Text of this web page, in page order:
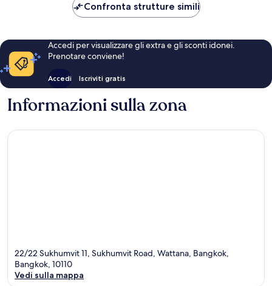
CHF 54
Confronta strutture simili
Accedi per visualizzare gli extra e gli sconti idonei.
Prenotare conviene!
Accedi Iscriviti gratis
Informazioni sulla zona
22/22 Sukhumvit 11, Sukhumvit Road, Wattana, Bangkok,
Bangkok, 10110
Vedi sulla mappa